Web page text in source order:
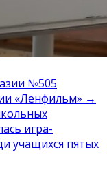
№505
«Ленфильм» →
игра-
учащихся пятых